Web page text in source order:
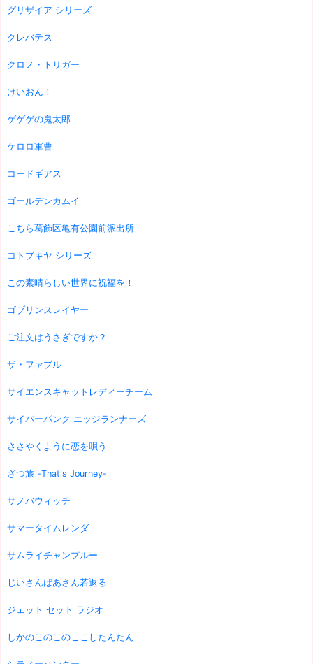
グリザイア シリーズ
クレバテス
クロノ・トリガー
けいおん！
ゲゲゲの鬼太郎
ケロロ軍曹
コードギアス
ゴールデンカムイ
こちら葛飾区亀有公園前派出所
コトブキヤ シリーズ
この素晴らしい世界に祝福を！
ゴブリンスレイヤー
ご注文はうさぎですか？
ザ・ファブル
サイエンスキャットレディーチーム
サイバーパンク エッジランナーズ
ささやくように恋を唄う
ざつ旅 -That's Journey-
サノバウィッチ
サマータイムレンダ
サムライチャンプルー
じいさんばあさん若返る
ジェット セット ラジオ
しかのこのこのここしたんたん